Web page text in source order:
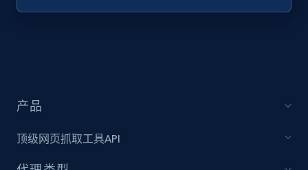
posts by hashtags
Video length, Likes, Views, and more.
产品
顶级网页抓取工具API